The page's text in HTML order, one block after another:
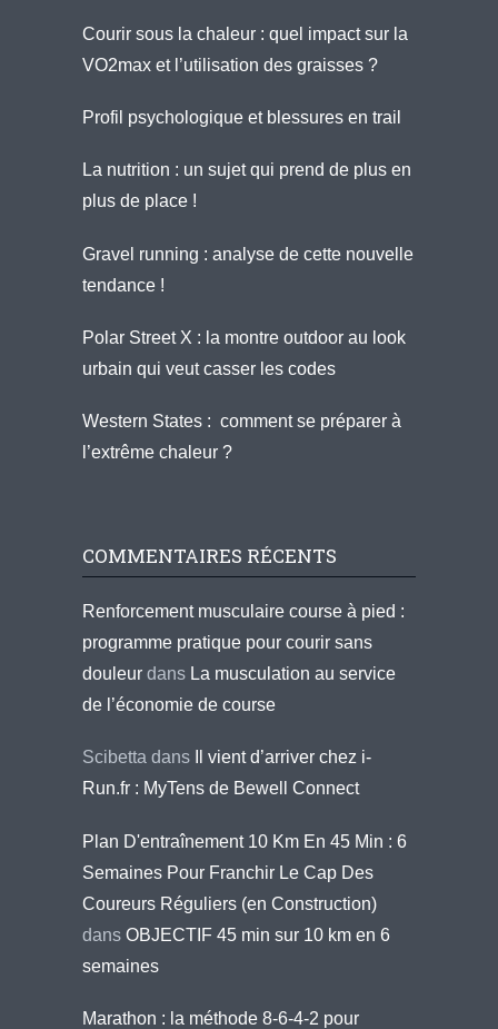
Courir sous la chaleur : quel impact sur la
VO2max et l’utilisation des graisses ?
Profil psychologique et blessures en trail
La nutrition : un sujet qui prend de plus en
plus de place !
Gravel running : analyse de cette nouvelle
tendance !
Polar Street X : la montre outdoor au look
urbain qui veut casser les codes
Western States : comment se préparer à
l’extrême chaleur ?
COMMENTAIRES RÉCENTS
Renforcement musculaire course à pied :
programme pratique pour courir sans
douleur dans La musculation au service
de l’économie de course
Scibetta dans
Il vient d’arriver chez i-
Run.fr : MyTens de Bewell Connect
Plan D'entraînement 10 Km En 45 Min : 6
Semaines Pour Franchir Le Cap Des
Coureurs Réguliers (en Construction)
dans OBJECTIF 45 min sur 10 km en 6
semaines
Marathon : la méthode 8-6-4-2 pour